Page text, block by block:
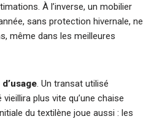
À l’inverse, un mobilier
sans protection hivernale, ne
même dans les meilleures
. Un transat utilisé
plus vite qu’une chaise
du textilène joue aussi : les